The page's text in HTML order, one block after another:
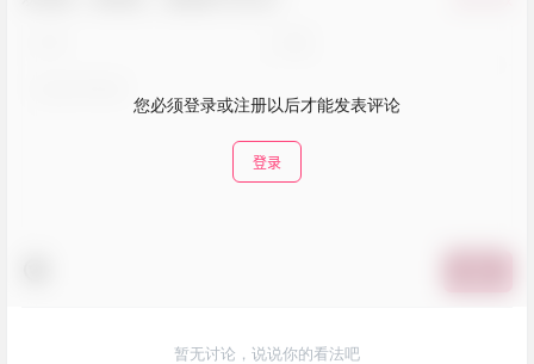
您必须登录或注册以后才能发表评论
登录
暂无讨论，说说你的看法吧